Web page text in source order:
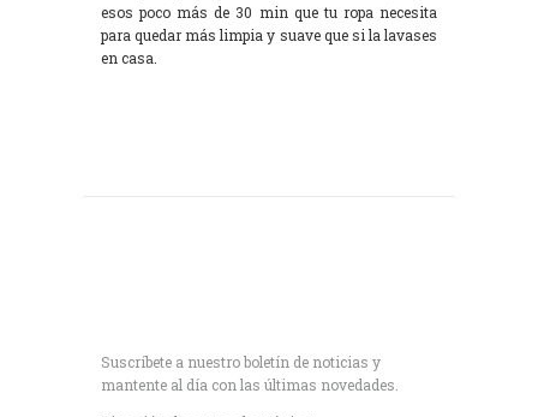
esos poco más de 30 min que tu ropa necesita
para quedar más limpia y suave que si la lavases
en casa.
Suscríbete a nuestro boletín de noticias y
mantente al día con las últimas novedades.